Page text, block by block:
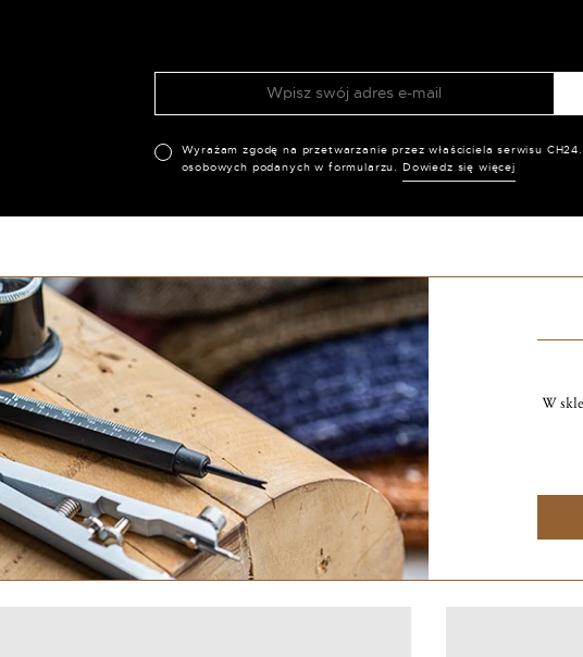
Wyrażam zgodę na przetwarzanie przez właściciela serwisu
osobowych podanych w formularzu.
Dowiedz się więcej
W